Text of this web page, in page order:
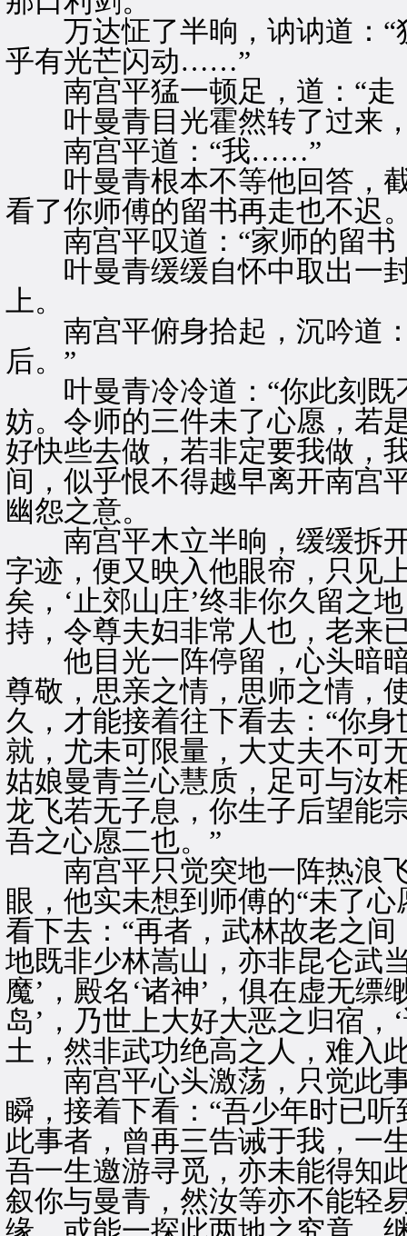
万达怔了半晌，讷讷道：“
乎有光芒闪动……”
南宫平猛一顿足，道：“
叶曼青目光霍然转了过来，
南宫平道：“我……”
叶曼青根本不等他回答，截
看了你师傅的留书再走也不迟
南宫平叹道：“家师的留书
叶曼青缓缓自怀中取出一封
上。
南宫平俯身拾起，沉吟道：
后。”
叶曼青冷冷道：“你此刻既
妨。令师的三件未了心愿，若
好快些去做，若非定要我做，
间，似乎恨不得越早离开南宫
幽怨之意。
南宫平木立半晌，缓缓拆开
字迹，便又映入他眼帘，只见
矣，‘止郊山庄’终非你久留之
持，令尊夫妇非常人也，老
他目光一阵停留，心头暗暗
尊敬，思亲之情，思师之情，
久，才能接着往下看去：“你
就，尤未可限量，大丈夫不可
姑娘曼青兰心慧质，足可与汝
龙飞若无子息，你生子后望能
吾之心愿二也。”
南宫平只觉突地一阵热浪飞
眼，他实未想到师傅的“未了
看下去：“再者，武林故老之
地既非少林嵩山，亦非昆仑武
魔’，殿名‘诸神’，俱在虚无
岛’，乃世上大好大恶之归宿，
土，然非武功绝高之人，难入
南宫平心头激荡，只觉此事
瞬，接着下看：“吾少年时已
此事者，曾再三告诫于我，一
吾一生邀游寻觅，亦未能得知
叙你与曼青，然汝等亦不能轻